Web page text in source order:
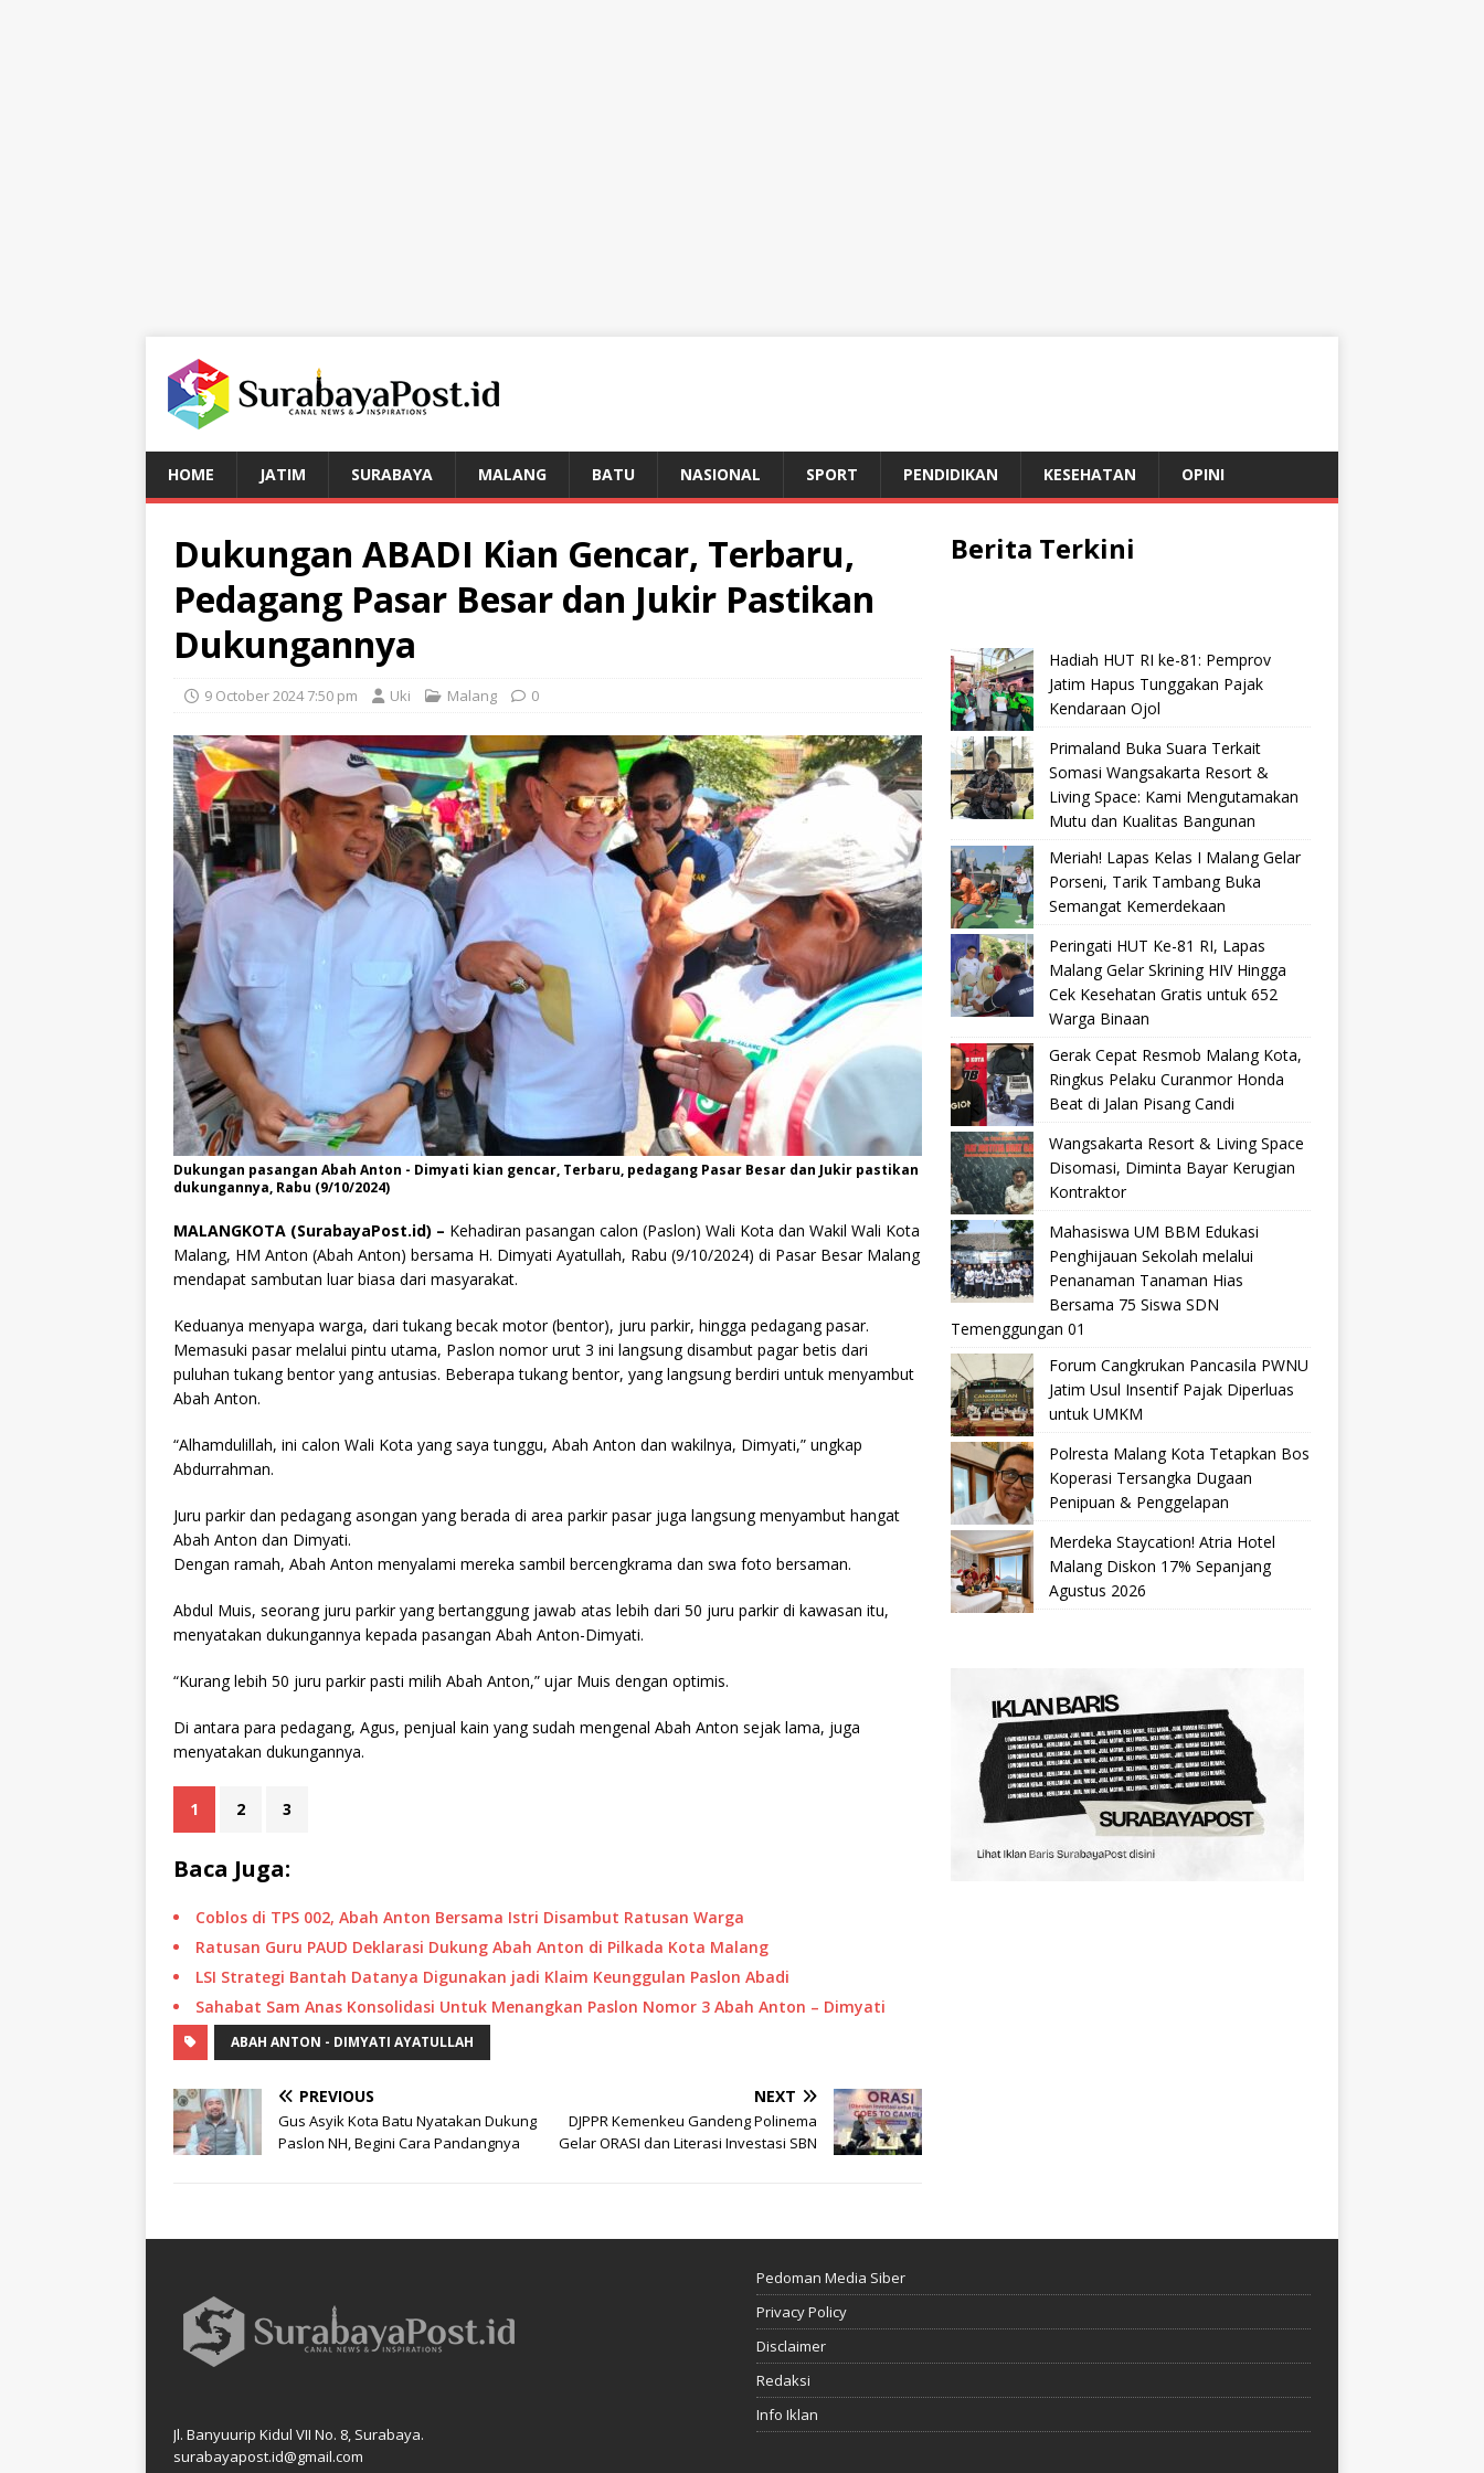
HOME JATIM SURABAYA MALANG BATU NASIONAL SPORT PENDIDIKAN KESEHATAN OPINI
Dukungan ABADI Kian Gencar, Terbaru,
Pedagang Pasar Besar dan Jukir Pastikan
Dukungannya
9 October 2024 7:50 pm Uki Malang 0
Dukungan pasangan Abah Anton - Dimyati kian gencar, Terbaru, pedagang Pasar Besar dan Jukir pastikan
dukungannya, Rabu (9/10/2024)
MALANGKOTA (SurabayaPost.id) – Kehadiran pasangan calon (Paslon) Wali Kota dan Wakil Wali Kota
Malang, HM Anton (Abah Anton) bersama H. Dimyati Ayatullah, Rabu (9/10/2024) di Pasar Besar Malang
mendapat sambutan luar biasa dari masyarakat.
Keduanya menyapa warga, dari tukang becak motor (bentor), juru parkir, hingga pedagang pasar.
Memasuki pasar melalui pintu utama, Paslon nomor urut 3 ini langsung disambut pagar betis dari
puluhan tukang bentor yang antusias. Beberapa tukang bentor, yang langsung berdiri untuk menyambut
Abah Anton.
“Alhamdulillah, ini calon Wali Kota yang saya tunggu, Abah Anton dan wakilnya, Dimyati,” ungkap
Abdurrahman.
Juru parkir dan pedagang asongan yang berada di area parkir pasar juga langsung menyambut hangat
Abah Anton dan Dimyati.
Dengan ramah, Abah Anton menyalami mereka sambil bercengkrama dan swa foto bersaman.
Abdul Muis, seorang juru parkir yang bertanggung jawab atas lebih dari 50 juru parkir di kawasan itu,
menyatakan dukungannya kepada pasangan Abah Anton-Dimyati.
“Kurang lebih 50 juru parkir pasti milih Abah Anton,” ujar Muis dengan optimis.
Di antara para pedagang, Agus, penjual kain yang sudah mengenal Abah Anton sejak lama, juga
menyatakan dukungannya.
1 2 3
Baca Juga:
Coblos di TPS 002, Abah Anton Bersama Istri Disambut Ratusan Warga
Ratusan Guru PAUD Deklarasi Dukung Abah Anton di Pilkada Kota Malang
LSI Strategi Bantah Datanya Digunakan jadi Klaim Keunggulan Paslon Abadi
Sahabat Sam Anas Konsolidasi Untuk Menangkan Paslon Nomor 3 Abah Anton – Dimyati
ABAH ANTON - DIMYATI AYATULLAH
PREVIOUS
Gus Asyik Kota Batu Nyatakan Dukung
Paslon NH, Begini Cara Pandangnya
NEXT
DJPPR Kemenkeu Gandeng Polinema
Gelar ORASI dan Literasi Investasi SBN
Berita Terkini
Hadiah HUT RI ke-81: Pemprov
Jatim Hapus Tunggakan Pajak
Kendaraan Ojol
Primaland Buka Suara Terkait
Somasi Wangsakarta Resort &
Living Space: Kami Mengutamakan
Mutu dan Kualitas Bangunan
Meriah! Lapas Kelas I Malang Gelar
Porseni, Tarik Tambang Buka
Semangat Kemerdekaan
Peringati HUT Ke-81 RI, Lapas
Malang Gelar Skrining HIV Hingga
Cek Kesehatan Gratis untuk 652
Warga Binaan
Gerak Cepat Resmob Malang Kota,
Ringkus Pelaku Curanmor Honda
Beat di Jalan Pisang Candi
Wangsakarta Resort & Living Space
Disomasi, Diminta Bayar Kerugian
Kontraktor
Mahasiswa UM BBM Edukasi
Penghijauan Sekolah melalui
Penanaman Tanaman Hias
Bersama 75 Siswa SDN
Temenggungan 01
Forum Cangkrukan Pancasila PWNU
Jatim Usul Insentif Pajak Diperluas
untuk UMKM
Polresta Malang Kota Tetapkan Bos
Koperasi Tersangka Dugaan
Penipuan & Penggelapan
Merdeka Staycation! Atria Hotel
Malang Diskon 17% Sepanjang
Agustus 2026
Jl. Banyuurip Kidul VII No. 8, Surabaya.
surabayapost.id@gmail.com
Pedoman Media Siber
Privacy Policy
Disclaimer
Redaksi
Info Iklan